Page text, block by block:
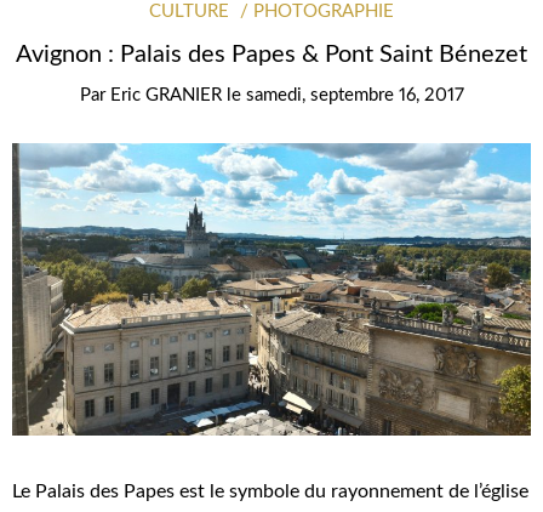
CULTURE PHOTOGRAPHIE
Avignon : Palais des Papes & Pont Saint Bénezet
Par Eric GRANIER le samedi, septembre 16, 2017
Le Palais des Papes est le symbole du rayonnement de l’église